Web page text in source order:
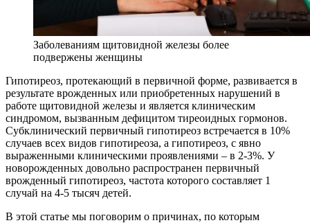
Заболеваниям щитовидной железы более
подвержены женщины
Гипотиреоз, протекающий в первичной форме, развивается в
результате врожденных или приобретенных нарушений в
работе щитовидной железы и является клиническим
синдромом, вызванным дефицитом тиреоидных гормонов.
Субклинический первичный гипотиреоз встречается в 10%
случаев всех видов гипотиреоза, а гипотиреоз, с явно
выраженными клиническими проявлениями – в 2-3%. У
новорожденных довольно распространен первичный
врожденный гипотиреоз, частота которого составляет 1
случай на 4-5 тысяч детей.
В этой статье мы поговорим о причинах, по которым